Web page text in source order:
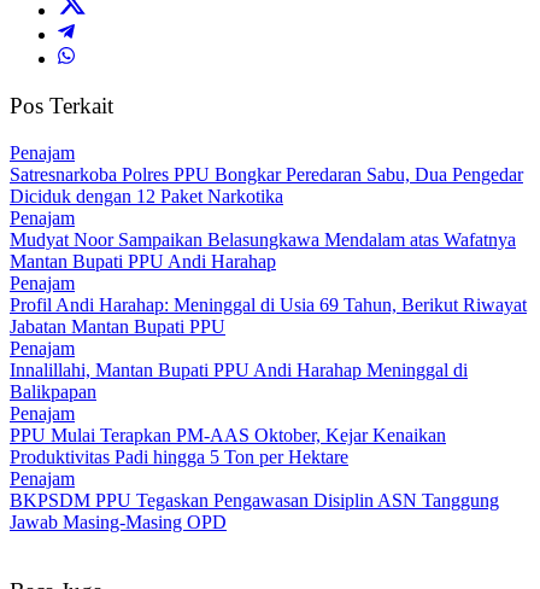
Pos Terkait
Penajam
Satresnarkoba Polres PPU Bongkar Peredaran Sabu, Dua Pengedar
Diciduk dengan 12 Paket Narkotika
Penajam
Mudyat Noor Sampaikan Belasungkawa Mendalam atas Wafatnya
Mantan Bupati PPU Andi Harahap
Penajam
Profil Andi Harahap: Meninggal di Usia 69 Tahun, Berikut Riwayat
Jabatan Mantan Bupati PPU
Penajam
Innalillahi, Mantan Bupati PPU Andi Harahap Meninggal di
Balikpapan
Penajam
PPU Mulai Terapkan PM-AAS Oktober, Kejar Kenaikan
Produktivitas Padi hingga 5 Ton per Hektare
Penajam
BKPSDM PPU Tegaskan Pengawasan Disiplin ASN Tanggung
Jawab Masing-Masing OPD